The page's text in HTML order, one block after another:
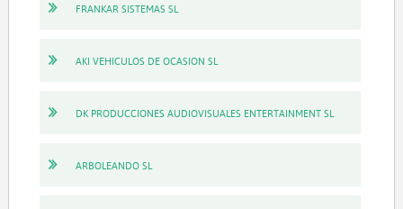
FRANKAR SISTEMAS SL
AKI VEHICULOS DE OCASION SL
DK PRODUCCIONES AUDIOVISUALES ENTERTAINMENT SL
ARBOLEANDO SL